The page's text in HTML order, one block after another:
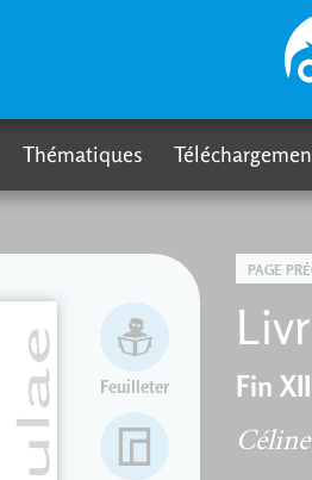
PAGE
Fin
Feuilleter
Thématiques